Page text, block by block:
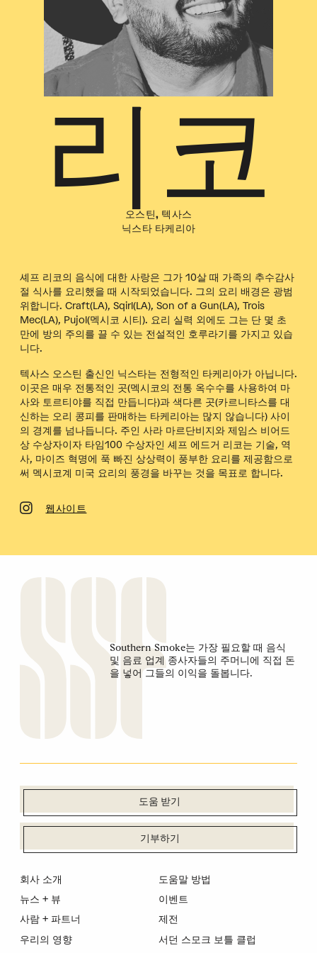
리코
오스틴, 텍사스
닉스타 타케리아
셰프 리코의 음식에 대한 사랑은 그가 10살 때 가족의 추수감사
절 식사를 요리했을 때 시작되었습니다. 그의 요리 배경은 광범
위합니다. Craft(LA), Sqirl(LA), Son of a Gun(LA), Trois
Mec(LA), Pujol(멕시코 시티). 요리 실력 외에도 그는 단 몇 초
만에 방의 주의를 끌 수 있는 전설적인 호루라기를 가지고 있습
니다.
텍사스 오스틴 출신인 닉스타는 전형적인 타케리아가 아닙니다.
이곳은 매우 전통적인 곳(멕시코의 전통 옥수수를 사용하여 마
사와 토르티야를 직접 만듭니다)과 색다른 곳(카르니타스를 대
신하는 오리 콩피를 판매하는 타케리아는 많지 않습니다) 사이
의 경계를 넘나듭니다. 주인 사라 마르단비지와 제임스 비어드
상 수상자이자 타임100 수상자인 셰프 에드거 리코는 기술, 역
사, 마이즈 혁명에 푹 빠진 상상력이 풍부한 요리를 제공함으로
써 멕시코계 미국 요리의 풍경을 바꾸는 것을 목표로 합니다.
웹사이트
Southern Smoke는 가장 필요할 때 음식
및 음료 업계 종사자들의 주머니에 직접 돈
을 넣어 그들의 이익을 돌봅니다.
도움 받기
기부하기
회사 소개
뉴스 + 뷰
사람 + 파트너
우리의 영향
도움말 방법
이벤트
제전
서던 스모크 보틀 클럽